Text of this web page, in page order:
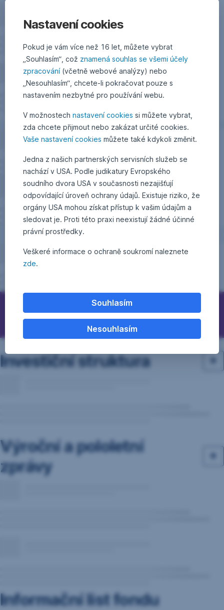
Otázky, podněty, nápady?
Investiční struktura
Výroční a pololetní
zprávy
Informační list fondu
Nastavení cookies
Pokud je vám více než 16 let, můžete vybrat
„Souhlasím“, což znamená souhlas se všemi účely
zpracování(včetně webové analýzy) nebo
„Nesouhlasím“, chcete-li pokračovat pouze s
nastavením nezbytné pro používání webu.
V možnostech nastavení cookies si můžete vybrat,
zda chcete přijmout nebo zakázat určité cookies.
Vaše nastavení cookies můžete také kdykoli změnit.
Jedna z našich partnerských servisních služeb se
nachází v USA. Podle judikatury Evropského
soudního dvora USA v současnosti nezajišťují
odpovídající úroveň ochrany údajů. Existuje riziko, že
orgány USA mohou získat přístup k vašim údajům a
sledovat je. Proti této praxi neexistují žádné účinné
právní prostředky.
Veškeré informace o ochraně soukromí naleznete
zde.
Souhlasím
Nesouhlasím